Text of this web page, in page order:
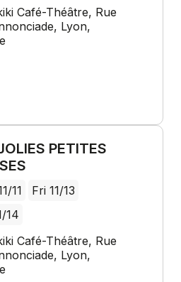
Café-Théâtre, Rue
Lyon,
PETITES
11
Fri 11/13
14
Café-Théâtre, Rue
Lyon,